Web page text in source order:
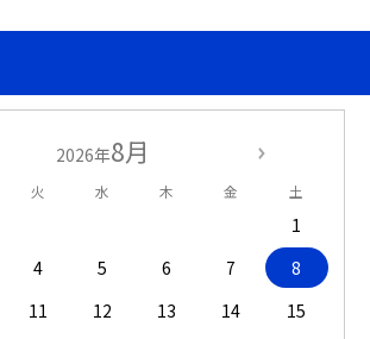
2026年8月
火 水 木 金 土
1
4 5 6 7
8
11 12 13 14
15